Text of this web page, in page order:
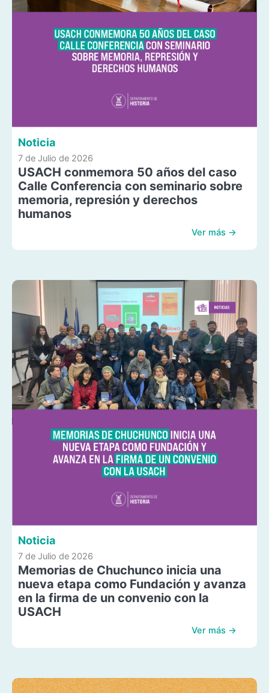
Noticia
7 de Julio de 2026
USACH conmemora 50 años del caso
Calle Conferencia con seminario sobre
memoria, represión y derechos
humanos
Ver más →
Noticia
7 de Julio de 2026
Memorias de Chuchunco inicia una
nueva etapa como Fundación y avanza
en la firma de un convenio con la
USACH
Ver más →